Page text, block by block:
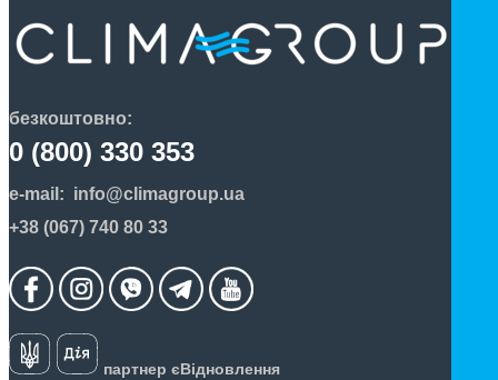
безкоштовно:
0 (800) 330 353
e-mail: info@climagroup.ua
+38 (067) 740 80 33
партнер єВідновлення